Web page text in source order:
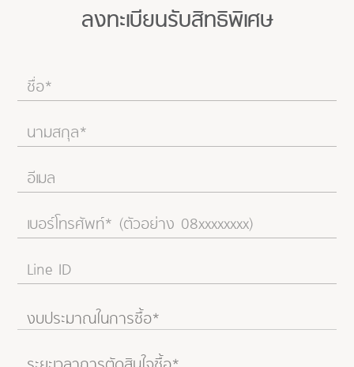
ลงทะเบียนรับสิทธิพิเศษ